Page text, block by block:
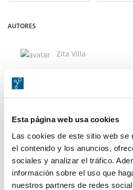
Esta página web usa cookies
Las cookies de este sitio web se
el contenido y los anuncios,
sociales y analizar el tráfico.
información sobre el uso que
nuestros partners de redes
AUTORES
Zita Villa
Santana Hernández
Adrián Auyanet
Navarro
Adonaí Hernández